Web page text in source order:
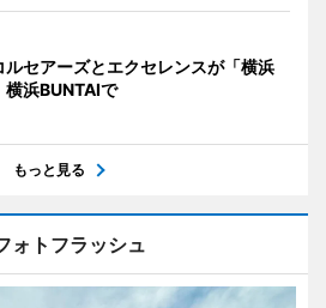
ルセアーズとエクセレンスが「横浜
浜BUNTAIで
もっと見る
ォトフラッシュ